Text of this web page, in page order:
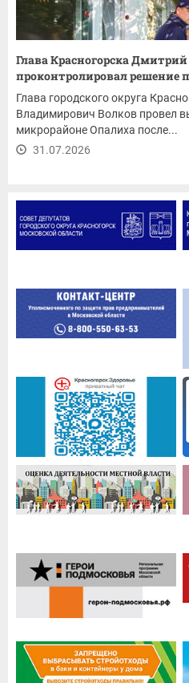
Глава Красногорска
проконтролировал решение
ремонт...
Глава городского округа
Владимирович Волков провел
микрорайоне Опалиха после...
31.07.2026